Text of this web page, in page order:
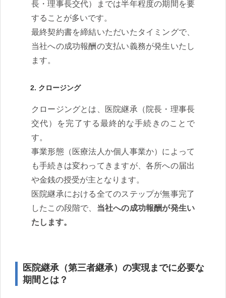
長・理事長交代）までは半年程度の期間を要
することが多いです。
最終契約書を締結いただいたタイミングで、
当社への成功報酬の支払い義務が発生いたし
ます。
2. クロージング
クロージングとは、医院継承（院長・理事長
交代）を完了する最終的な手続きのことで
す。
事業形態（医療法人か個人事業か）によって
も手続きは変わってきますが、各所への届出
や金銭の授受が主となります。
医院継承における全てのステップが無事完了
したこの段階で、 当社への成功報酬が発生い
たします。
医院継承（第三者継承）の実現までに必要な
期間とは？